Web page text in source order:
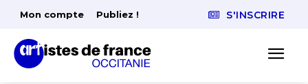
Mon compte Publiez ! S'INSCRIRE